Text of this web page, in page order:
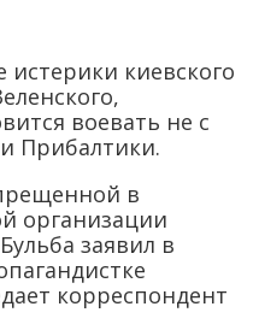
киевского
воевать не с
Прибалтики.
в
организации
заявил в
корреспондент